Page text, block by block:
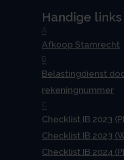
Handige links
A
Afkoop Stamrecht
B
Belastingdienst
rekeningnummer
C
Checklist IB 2023
Checklist IB 2023
Checklist IB 2024